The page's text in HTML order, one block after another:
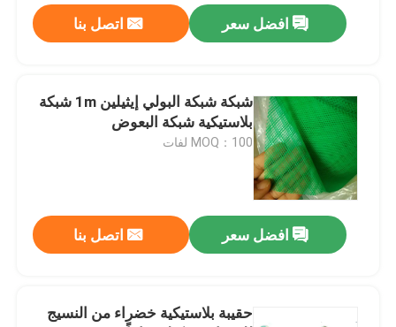
المنتجات
افضل سعر اتصل بنا
شبكة شبكة البولي إيثيلين 1m شبكة
بلاستيكية شبكة البعوض
MOQ：100 لفات
افضل سعر اتصل بنا
حقيبة بلاستيكية خضراء من النسيج